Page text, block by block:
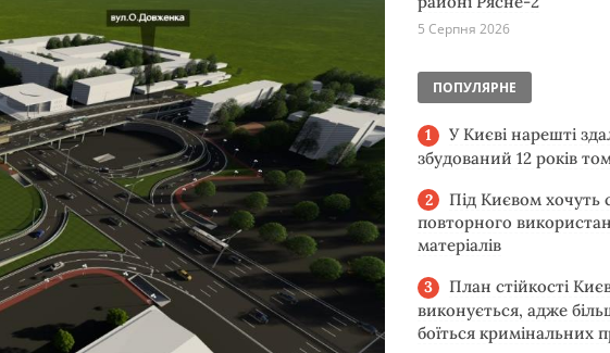
5 Серпня 2026
ПОПУЛЯРНЕ
У Києві нарешті
збудований 12 років
Під Києвом хочуть
повторного
матеріалів
План стійкості
виконується, адже
боїться